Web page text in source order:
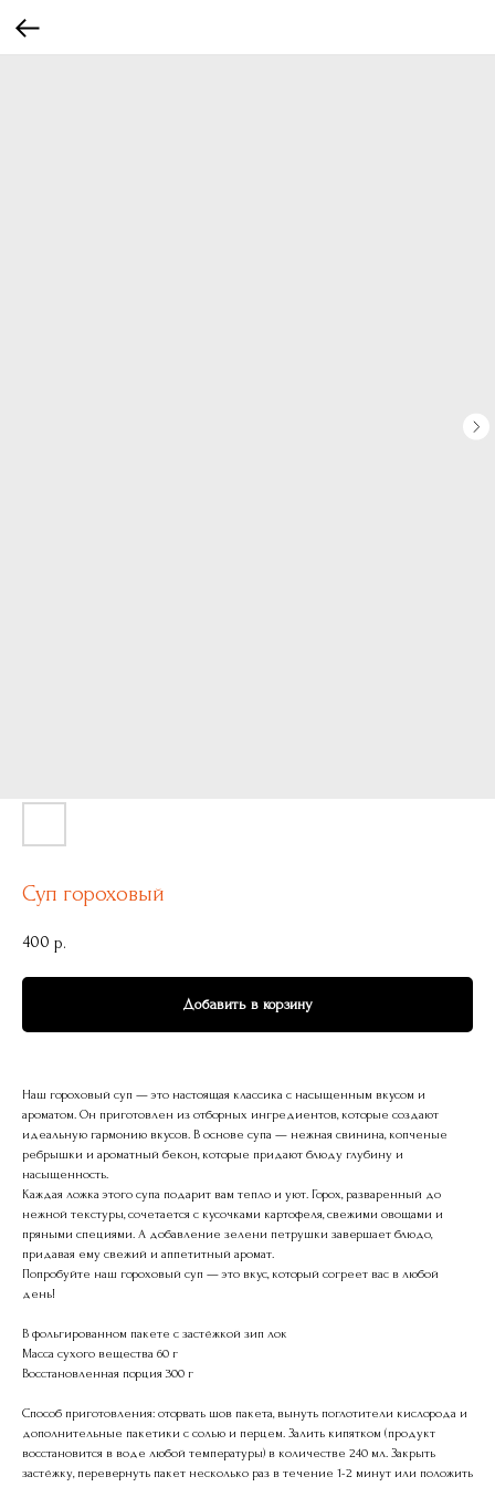
Суп гороховый
400 р.
Добавить в корзину
Наш гороховый суп — это настоящая классика с насыщенным вкусом и
ароматом. Он приготовлен из отборных ингредиентов, которые создают
идеальную гармонию вкусов. В основе супа — нежная свинина, копченые
ребрышки и ароматный бекон, которые придают блюду глубину и
насыщенность.
Каждая ложка этого супа подарит вам тепло и уют. Горох, разваренный до
нежной текстуры, сочетается с кусочками картофеля, свежими овощами и
пряными специями. А добавление зелени петрушки завершает блюдо,
придавая ему свежий и аппетитный аромат.
Попробуйте наш гороховый суп — это вкус, который согреет вас в любой
день!
В фольгированном пакете с застёжкой зип лок
Масса сухого вещества 60 г
Восстановленная порция 300 г
Способ приготовления: оторвать шов пакета, вынуть поглотители кислорода и
дополнительные пакетики с солью и перцем. Залить кипятком (продукт
восстановится в воде любой температуры) в количестве 240 мл. Закрыть
застёжку, перевернуть пакет несколько раз в течение 1-2 минут или положить